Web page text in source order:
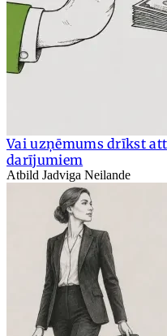
Vai uzņēmums drīkst
darījumiem
Atbild Jadviga Neilande